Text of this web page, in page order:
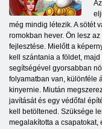
még mindig létezik. A sötét
romokban hever. Ön lesz
fejlesztése. Mielőtt a
kell szántania a földet,
segítségével gyorsabban
folyamatban van, különféle
kinyernie. Miután
javítását és egy védőfal
kell betöltened. Szüksége
megalakította a